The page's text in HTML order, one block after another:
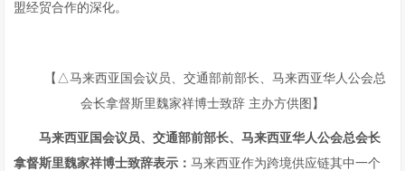
盟经贸合作的深化。
【△马来西亚国会议员、交通部前部长、马来西亚华人公会总
会长拿督斯里魏家祥博士致辞 主办方供图】
马来西亚国会议员、交通部前部长、马来西亚华人公会总会长
拿督斯里魏家祥博士致辞表示：马来西亚作为跨境供应链其中一个